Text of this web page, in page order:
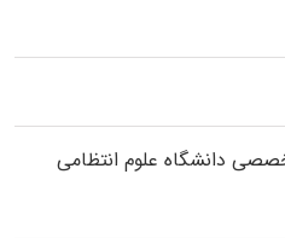
داﻧﺸﮕﺎه ﻋﻠﻮم انتظامی